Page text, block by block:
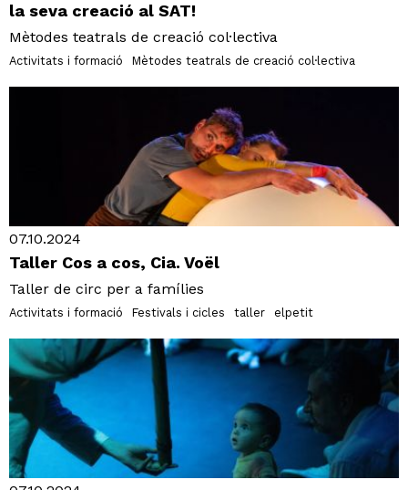
la seva creació al SAT!
Mètodes teatrals de creació col·lectiva
Activitats i formació Mètodes teatrals de creació col·lectiva
07.10.2024
Taller Cos a cos, Cia. Voël
Taller de circ per a famílies
Activitats i formació Festivals i cicles taller elpetit